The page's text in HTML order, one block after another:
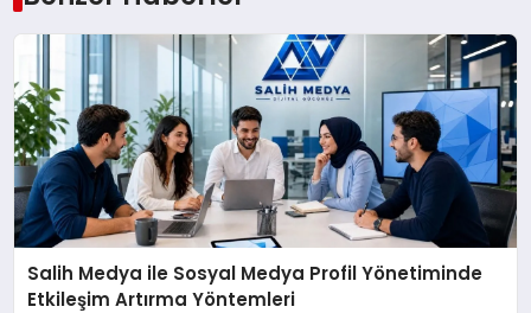
Salih Medya ile Sosyal Medya Profil Yönetiminde
Etkileşim Artırma Yöntemleri